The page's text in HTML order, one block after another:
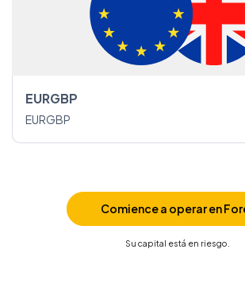
EURGBP
EURGBP
Comience a operar en
Su capital está en riesgo.